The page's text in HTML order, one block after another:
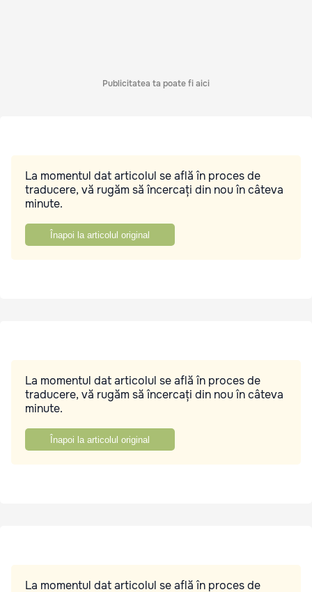
Publicitatea ta poate fi aici
La momentul dat articolul se află în proces de
traducere, vă rugăm să încercați din nou în câteva
minute.
Înapoi la articolul original
La momentul dat articolul se află în proces de
traducere, vă rugăm să încercați din nou în câteva
minute.
Înapoi la articolul original
La momentul dat articolul se află în proces de